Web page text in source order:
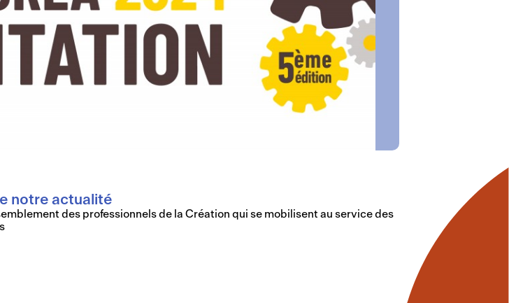
notre actualité
des professionnels de la Création qui se mobilisent au service des